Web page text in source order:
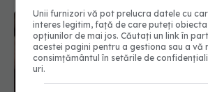
Unii furnizori vă pot prelucra datele cu
interes legitim, față de care puteți
opțiunilor de mai jos. Căutați un link în
acestei pagini pentru a gestiona sau a vă
consimțământul în setările de
uri.